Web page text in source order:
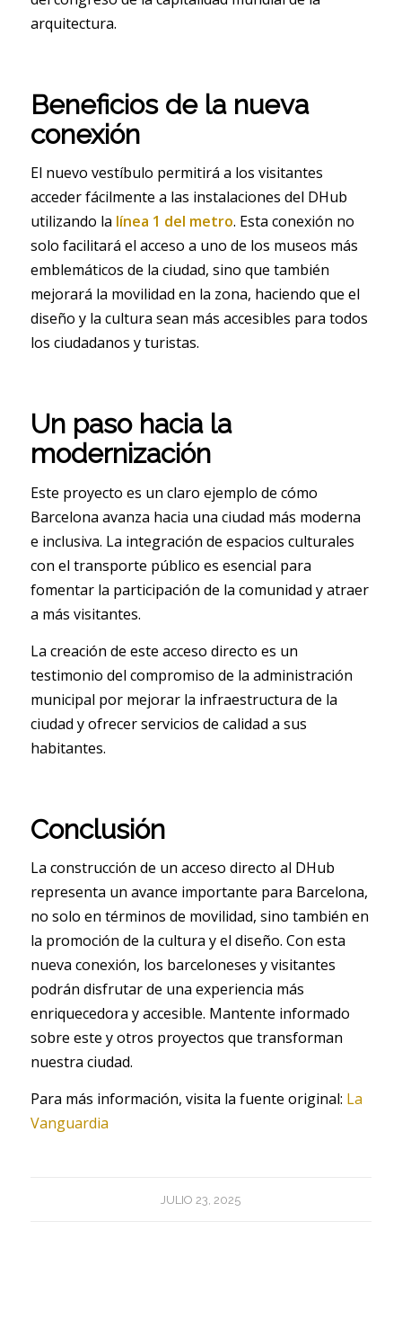
arquitectura.
Beneficios de la nueva
conexión
El nuevo vestíbulo permitirá a los visitantes
acceder fácilmente a las instalaciones del DHub
utilizando la línea 1 del metro. Esta conexión no
solo facilitará el acceso a uno de los museos más
emblemáticos de la ciudad, sino que también
mejorará la movilidad en la zona, haciendo que el
diseño y la cultura sean más accesibles para todos
los ciudadanos y turistas.
Un paso hacia la
modernización
Este proyecto es un claro ejemplo de cómo
Barcelona avanza hacia una ciudad más moderna
e inclusiva. La integración de espacios culturales
con el transporte público es esencial para
fomentar la participación de la comunidad y atraer
a más visitantes.
La creación de este acceso directo es un
testimonio del compromiso de la administración
municipal por mejorar la infraestructura de la
ciudad y ofrecer servicios de calidad a sus
habitantes.
Conclusión
La construcción de un acceso directo al DHub
representa un avance importante para Barcelona,
no solo en términos de movilidad, sino también en
la promoción de la cultura y el diseño. Con esta
nueva conexión, los barceloneses y visitantes
podrán disfrutar de una experiencia más
enriquecedora y accesible. Mantente informado
sobre este y otros proyectos que transforman
nuestra ciudad.
Para más información, visita la fuente original: La
Vanguardia
JULIO 23, 2025